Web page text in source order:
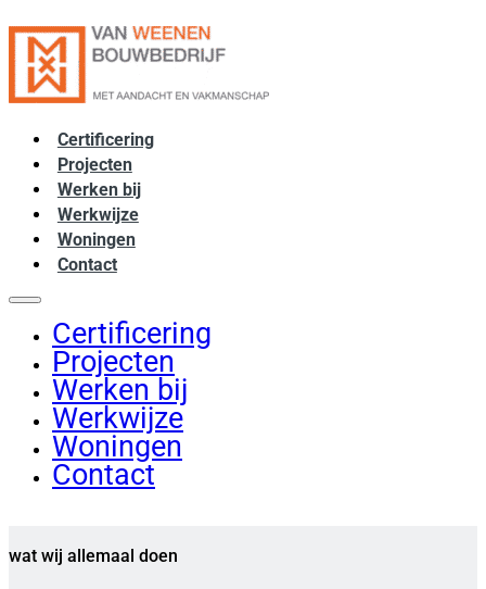
Certificering
Projecten
Werken bij
Werkwijze
Woningen
Contact
Certificering
Projecten
Werken bij
Werkwijze
Woningen
Contact
wat wij allemaal doen